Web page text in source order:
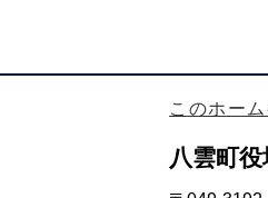
このホー
八雲町役